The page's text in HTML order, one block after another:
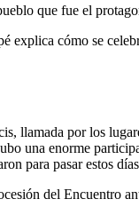
que fue el
explica cómo se
llamada por los
una enorme
para pasar estos
del Encuentro